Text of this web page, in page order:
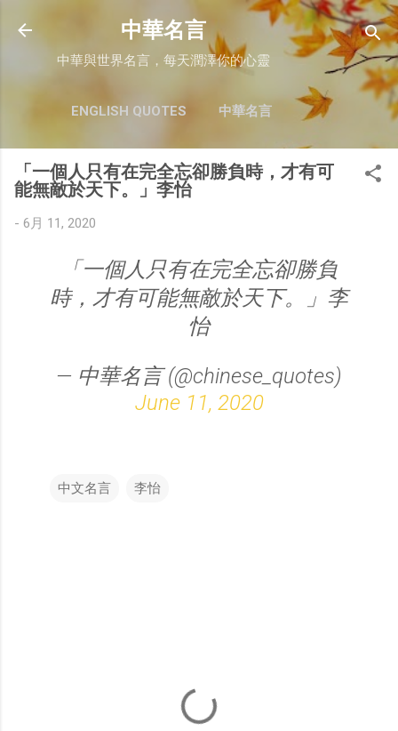
跳至主要內容
中華名言
中華與世界名言，每天潤澤你的心靈
ENGLISH QUOTES 中華名言
「一個人只有在完全忘卻勝負時，才有可
能無敵於天下。」李怡
- 6月 11, 2020
「一個人只有在完全忘卻勝負
時，才有可能無敵於天下。」李
怡
— 中華名言 (@chinese_quotes)
June 11, 2020
中文名言 李怡